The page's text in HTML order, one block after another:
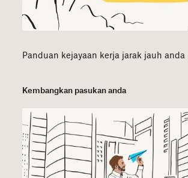
Panduan kejayaan kerja jarak jauh anda
Kembangkan pasukan anda